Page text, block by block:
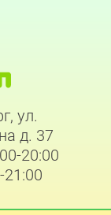
ул.
д. 37
20:00